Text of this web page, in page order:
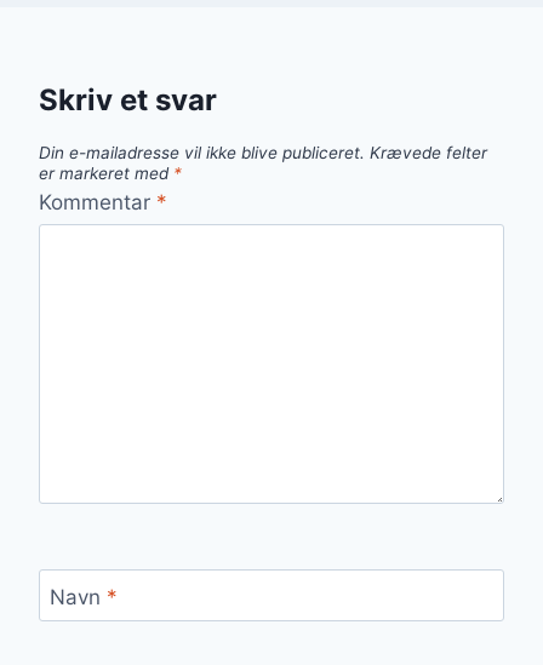
Skriv et svar
Din e-mailadresse vil ikke blive publiceret. Krævede felter
er markeret med *
Kommentar *
Navn *